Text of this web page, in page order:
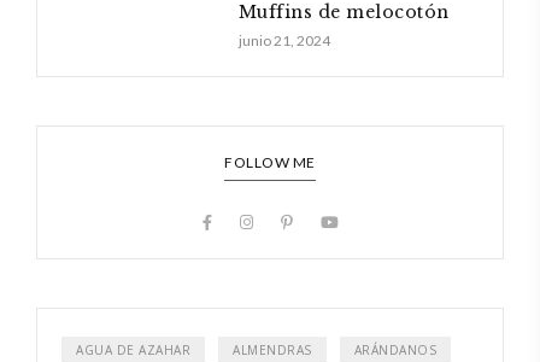
Muffins de melocotón
junio 21, 2024
FOLLOW ME
AGUA DE AZAHAR ALMENDRAS ARÁNDANOS